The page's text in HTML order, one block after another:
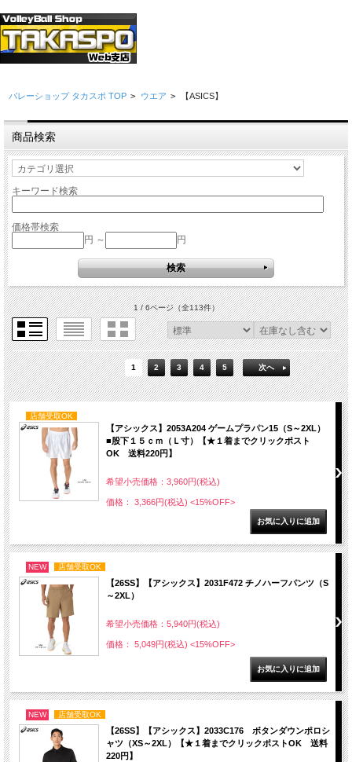
バレーショップ タカスポ TOP > ウエア > 【ASICS】
商品検索
キーワード検索
価格帯検索
円 ～
円
1 / 6ページ（全113件）
1 2 3 4 5 次へ
店舗受取OK
【アシックス】2053A204 ゲームプラパン15（S～2XL）
■股下１５ｃｍ（Ｌ寸）【★１着までクリックポスト
OK 送料220円】
希望小売価格：3,960円(税込)
価格： 3,366円(税込) <15%OFF>
NEW 店舗受取OK
【26SS】【アシックス】2031F472 チノハーフパンツ（S
～2XL）
希望小売価格：5,940円(税込)
価格： 5,049円(税込) <15%OFF>
NEW 店舗受取OK
【26SS】【アシックス】2033C176 ボタンダウンポロシ
ャツ（XS～2XL）【★１着までクリックポストOK 送料
220円】